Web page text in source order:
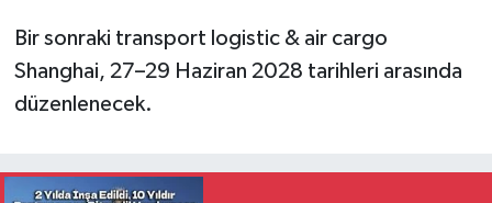
Bir sonraki transport logistic & air cargo
Shanghai, 27–29 Haziran 2028 tarihleri arasında
düzenlenecek.